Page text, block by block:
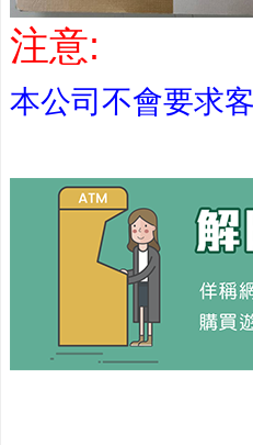
注意:
本公司不會要求